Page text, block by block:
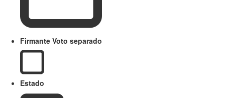
Firmante Voto separado
Estado